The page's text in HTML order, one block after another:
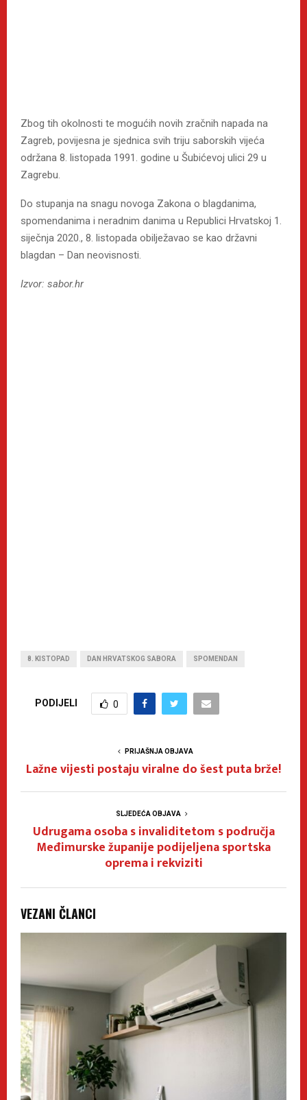
Zbog tih okolnosti te mogućih novih zračnih napada na
Zagreb, povijesna je sjednica svih triju saborskih vijeća
održana 8. listopada 1991. godine u Šubićevoj ulici 29 u
Zagrebu.
Do stupanja na snagu novoga Zakona o blagdanima,
spomendanima i neradnim danima u Republici Hrvatskoj 1.
siječnja 2020., 8. listopada obilježavao se kao državni
blagdan – Dan neovisnosti.
Izvor: sabor.hr
8. KISTOPAD DAN HRVATSKOG SABORA SPOMENDAN
PODIJELI 0
PRIJAŠNJA OBJAVA
Lažne vijesti postaju viralne do šest puta brže!
SLJEDEĆA OBJAVA
Udrugama osoba s invaliditetom s područja
Međimurske županije podijeljena sportska
oprema i rekviziti
VEZANI ČLANCI